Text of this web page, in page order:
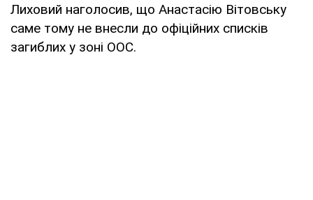
Лиховий наголосив, що Анастасію Вітовську
саме тому не внесли до офіційних списків
загиблих у зоні ООС.